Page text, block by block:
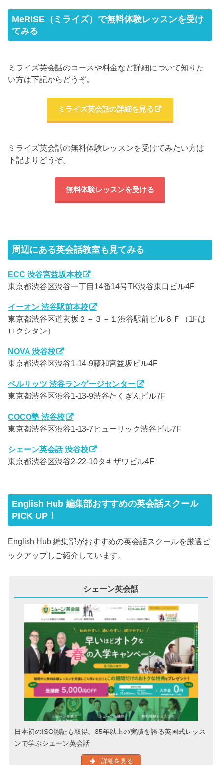
MeRISE（ミライズ）で無料体験レッスンを受け
てみる
ミライズ英会話のコースや料金など詳細について知りた
い方は下記からどうぞ。
ミライズ英会話の詳細を見る
ミライズ英会話の無料体験レッスンを受けてみたい方は
下記よりどうぞ。
無料体験レッスンを受ける
周辺にある英会話教室も見てみる
ECC 渋谷宮益坂本校
東京都渋谷区渋谷一丁目14番14号TK渋谷東口ビル4F
イーオン 渋谷駅前本校
東京都渋谷区道玄坂２－３－１渋谷駅前ビル６Ｆ（1Fは
ロクシタン）
NOVA 渋谷校
東京都渋谷区渋谷1-14-9藤和宮益坂ビル4F
ベルリッツ 渋谷ランゲージセンター
東京都渋谷区渋谷1-13-9渋谷たくぎんビル7F
COCO塾 渋谷校
東京都渋谷区渋谷1-13-7ヒューリック渋谷ビル7F
シェーン英会話 渋谷校
東京都渋谷区渋谷2-22-10タキザワビル4F
English Hub 編集部おすすめの英会話スクール
PICK UP！
English Hub 編集部がおすすめの英会話スクールを厳選ピ
ックアップしご紹介しています。
シェーン英会話
日本初のISO認証も取得。35年以上の実績を誇る英国式レッス
ンで学ぶシェーン英会話
詳細を見る